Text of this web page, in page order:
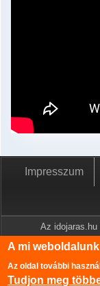
Impresszum
Az
szóló 1999. évi
írásos
A mi
Az oldal további
Tudjon meg